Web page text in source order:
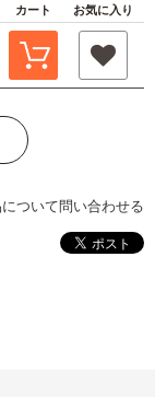
カート お気に入り
について問い合わせる